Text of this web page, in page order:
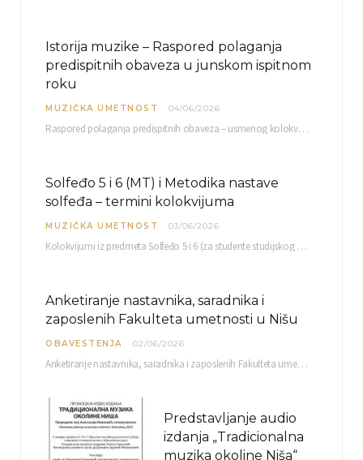
Istorija muzike – Raspored polaganja
predispitnih obaveza u junskom ispitnom
roku
MUZIČKA UMETNOST 04/06/2026
Raspored polaganja predispitnih obaveza – usmenog kolokvijuma i testa iz slušanja muzike – objavljen je…
Solfeđo 5 i 6 (MT) i Metodika nastave
solfeđa – termini kolokvijuma
MUZIČKA UMETNOST 03/06/2026
Kolokvijumi iz predmeta Solfeđo 5 i 6 (za studente studijskog programa Muzička teorija) i Metodika…
Anketiranje nastavnika, saradnika i
zaposlenih Fakulteta umetnosti u Nišu
OBAVESTENJA 02/06/2026
Anketiranje nastavnika, saradnika i zaposlenih Fakulteta umetnosti u Nišu radi sačinjavanja Izveštaja o samovrednovanju biće…
Predstavljanje audio
izdanja „Tradicionalna
muzika okoline Niša“